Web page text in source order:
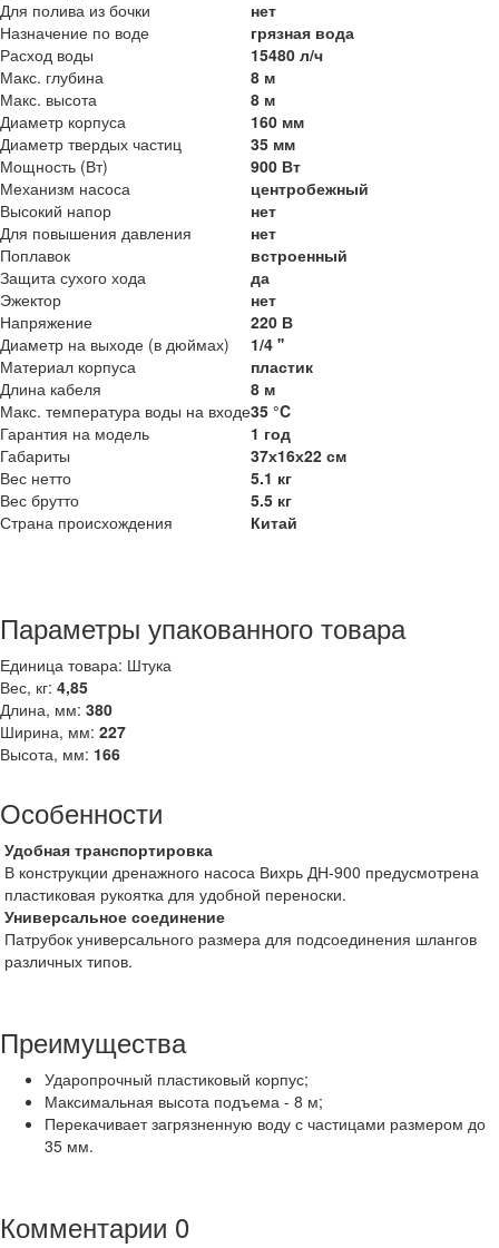
Для полива из бочки
нет
Назначение по воде
грязная вода
Расход воды
15480 л/ч
Макс. глубина
8 м
Макс. высота
8 м
Диаметр корпуса
160 мм
Диаметр твердых частиц
35 мм
Мощность (Вт)
900 Вт
Механизм насоса
центробежный
Высокий напор
нет
Для повышения давления
нет
Поплавок
встроенный
Защита сухого хода
да
Эжектор
нет
Напряжение
220 В
Диаметр на выходе (в дюймах)
1/4 ''
Материал корпуса
пластик
Длина кабеля
8 м
Макс. температура воды на входе35 °C
Гарантия на модель
1 год
Габариты
37х16х22 см
Вес нетто
5.1 кг
Вес брутто
5.5 кг
Страна происхождения
Китай
Параметры упакованного товара
Единица товара: Штука
Вес, кг: 4,85
Длина, мм: 380
Ширина, мм: 227
Высота, мм: 166
Особенности
Удобная транспортировка
В конструкции дренажного насоса Вихрь ДН-900 предусмотрена
пластиковая рукоятка для удобной переноски.
Универсальное соединение
Патрубок универсального размера для подсоединения шлангов
различных типов.
Преимущества
Ударопрочный пластиковый корпус;
Максимальная высота подъема - 8 м;
Перекачивает загрязненную воду с частицами размером до
35 мм.
Комментарии 0